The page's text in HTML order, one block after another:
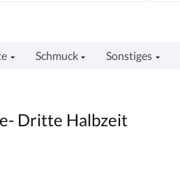
Schmuck Sonstiges
Dritte Halbzeit